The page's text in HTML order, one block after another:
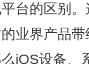
台的区别
业界产品
iOS设备、